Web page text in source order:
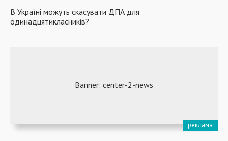
В Україні можуть скасувати ДПА для
одинадцятикласників?